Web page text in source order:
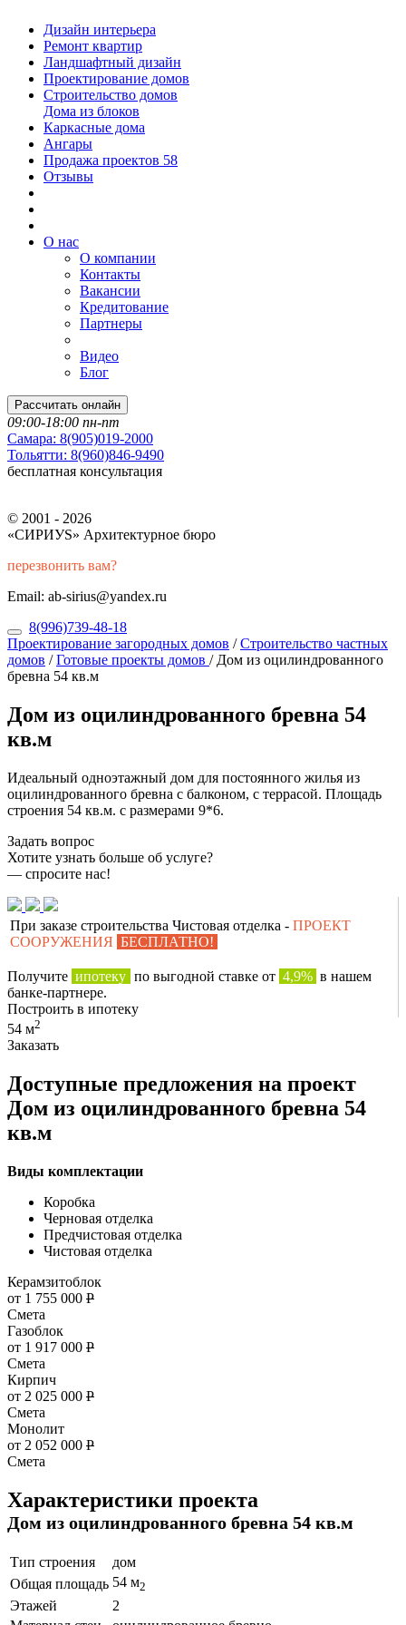
Дизайн интерьера
Ремонт квартир
Ландшафтный дизайн
Проектирование домов
Строительство домов
Дома из блоков
Каркасные дома
Ангары
Продажа проектов 58
Отзывы
О нас
О компании
Контакты
Вакансии
Кредитование
Партнеры
Видео
Блог
Рассчитать онлайн
09:00-18:00 пн-пт
Самара: 8(905)019-2000
Тольятти: 8(960)846-9490
бесплатная консультация
© 2001 - 2026
«СИРИУS» Архитектурное бюро
перезвонить вам?
Email: ab-sirius@yandex.ru
8(996)739-48-18
Проектирование загородных домов /Строительство частных
домов /Готовые проекты домов / Дом из оцилиндрованного
бревна 54 кв.м
Дом из оцилиндрованного бревна 54
кв.м
Идеальный одноэтажный дом для постоянного жилья из
оцилиндрованного бревна с балконом, с террасой. Площадь
строения 54 кв.м. с размерами 9*6.
Задать вопрос
Хотите узнать больше об услуге?
— спросите нас!
При заказе строительства Чистовая отделка - ПРОЕКТ
СООРУЖЕНИЯ БЕСПЛАТНО!
Получите ипотеку по выгодной ставке от 4,9% в нашем
банке-партнере.
Построить в ипотеку
54 м2
Заказать
Доступные предложения на проект
Дом из оцилиндрованного бревна 54
кв.м
Виды комплектации
Коробка
Черновая отделка
Предчистовая отделка
Чистовая отделка
Керамзитоблок
от 1 755 000 Р
Смета
Газоблок
от 1 917 000 Р
Смета
Кирпич
от 2 025 000 Р
Смета
Монолит
от 2 052 000 Р
Смета
Характеристики проекта
Дом из оцилиндрованного бревна 54 кв.м
Тип строения
дом
Общая площадь 54 м2
Этажей
2